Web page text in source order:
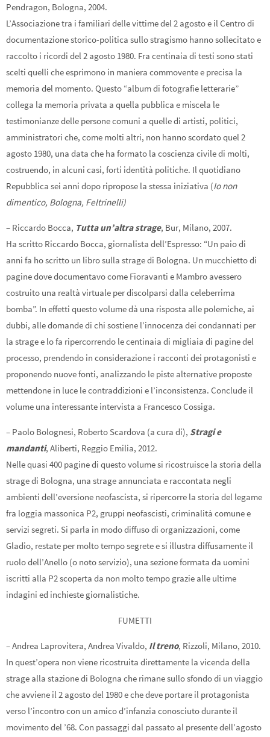
Pendragon, Bologna, 2004.
L’Associazione tra i familiari delle vittime del 2 agosto e il Centro di
documentazione storico-politica sullo stragismo hanno sollecitato e
raccolto i ricordi del 2 agosto 1980. Fra centinaia di testi sono stati
scelti quelli che esprimono in maniera commovente e precisa la
memoria del momento. Questo “album di fotografie letterarie”
collega la memoria privata a quella pubblica e miscela le
testimonianze delle persone comuni a quelle di artisti, politici,
amministratori che, come molti altri, non hanno scordato quel 2
agosto 1980, una data che ha formato la coscienza civile di molti,
costruendo, in alcuni casi, forti identità politiche. Il quotidiano
Repubblica sei anni dopo ripropose la stessa iniziativa (Io non
dimentico, Bologna, Feltrinelli)
– Riccardo Bocca, Tutta un’altra strage, Bur, Milano, 2007.
Ha scritto Riccardo Bocca, giornalista dell’Espresso: “Un paio di
anni fa ho scritto un libro sulla strage di Bologna. Un mucchietto di
pagine dove documentavo come Fioravanti e Mambro avessero
costruito una realtà virtuale per discolparsi dalla celeberrima
bomba”. In effetti questo volume dà una risposta alle polemiche, ai
dubbi, alle domande di chi sostiene l’innocenza dei condannati per
la strage e lo fa ripercorrendo le centinaia di migliaia di pagine del
processo, prendendo in considerazione i racconti dei protagonisti e
proponendo nuove fonti, analizzando le piste alternative proposte
mettendone in luce le contraddizioni e l’inconsistenza. Conclude il
volume una interessante intervista a Francesco Cossiga.
– Paolo Bolognesi, Roberto Scardova (a cura di), Stragi e
mandanti, Aliberti, Reggio Emilia, 2012.
Nelle quasi 400 pagine di questo volume si ricostruisce la storia della
strage di Bologna, una strage annunciata e raccontata negli
ambienti dell’eversione neofascista, si ripercorre la storia del legame
fra loggia massonica P2, gruppi neofascisti, criminalità comune e
servizi segreti. Si parla in modo diffuso di organizzazioni, come
Gladio, restate per molto tempo segrete e si illustra diffusamente il
ruolo dell’Anello (o noto servizio), una sezione formata da uomini
iscritti alla P2 scoperta da non molto tempo grazie alle ultime
indagini ed inchieste giornalistiche.
FUMETTI
– Andrea Laprovitera, Andrea Vivaldo, Il treno, Rizzoli, Milano, 2010.
In quest’opera non viene ricostruita direttamente la vicenda della
strage alla stazione di Bologna che rimane sullo sfondo di un viaggio
che avviene il 2 agosto del 1980 e che deve portare il protagonista
verso l’incontro con un amico d’infanzia conosciuto durante il
movimento del ’68. Con passaggi dal passato al presente dell’agosto